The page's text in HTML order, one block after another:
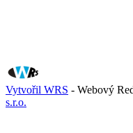
Vytvořil WRS - Webový
s.r.o.